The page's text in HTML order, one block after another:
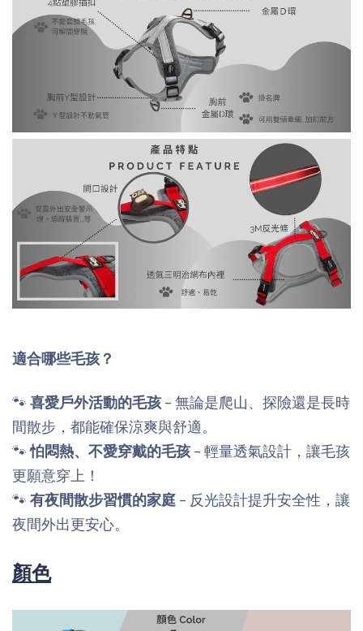
適合哪些毛孩？
🐾 喜愛戶外活動的毛孩– 無論是爬山、探險還是長時
間散步，都能確保涼爽與舒適。
🐾怕悶熱、不愛穿戴的毛孩– 輕量透氣設計，讓毛孩
更願意穿上！
🐾 有夜間散步習慣的家庭 – 反光設計提升安全性，讓
夜間外出更安心。
顏色